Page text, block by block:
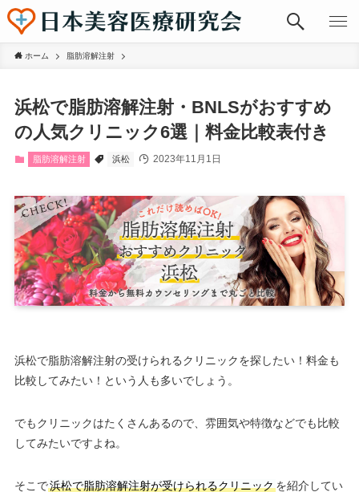
ホーム 脂肪溶解注射
浜松で脂肪溶解注射・BNLSがおすすめ
の人気クリニック6選｜料金比較表付き
脂肪溶解注射 浜松 2023年11月1日
浜松で脂肪溶解注射の受けられるクリニックを探したい！料金も
比較してみたい！という人も多いでしょう。
でもクリニックはたくさんあるので、雰囲気や特徴などでも比較
してみたいですよね。
そこで浜松で脂肪溶解注射が受けられるクリニックを紹介してい